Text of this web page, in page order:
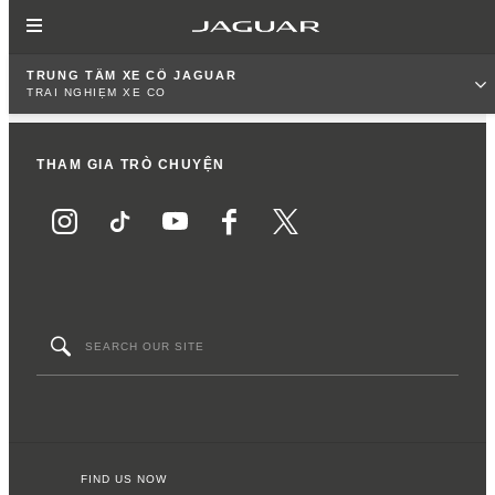
TRUNG TÂM XE CỔ JAGUAR
TRẢI NGHIỆM XE CỔ
THAM GIA TRÒ CHUYỆN
FIND US NOW